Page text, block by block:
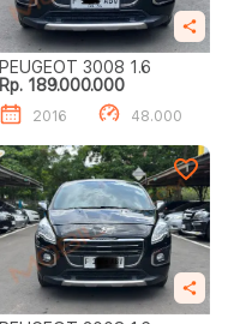
PEUGEOT 3008 1.6
Rp. 189.000.000
2016 48.000